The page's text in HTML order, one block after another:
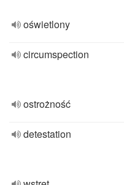
oświetlony
circumspection
ostrożność
detestation